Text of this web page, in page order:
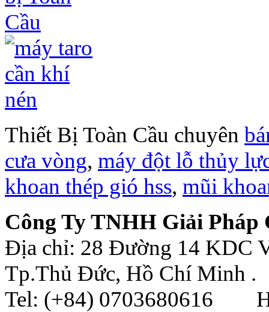
Thiết Bị Toàn Cầu chuyên
cưa vòng, máy đột lỗ thủy
khoan thép gió hss, mũi
Công Ty TNHH Giải Pháp
Địa chỉ: 28 Đường 14 KDC
Tp.Thủ Đức, Hồ Chí Minh .
Tel: (+84) 0703680616